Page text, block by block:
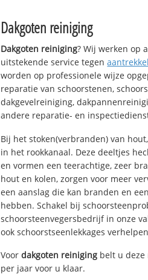
Dakgoten reiniging
Dakgoten reiniging? Wij werken op
uitstekende service tegen
worden op professionele wijze
reparatie van schoorstenen,
dakgevelreiniging,
andere reparatie- en
Bij het stoken(verbranden) van
in het rookkanaal. Deze deeltjes
en vormen een teerachtige, zeer
hout en kolen, zorgen voor meer
een aanslag die kan branden en
hebben. Schakel bij
schoorsteenvegersbedrijf in onze
ook schoorstseenlekkages
Voordakgoten reiniging belt u
per jaar voor u klaar.